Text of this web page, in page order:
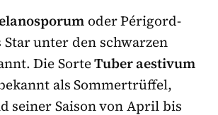
oder Périgord-
unter den schwarzen
Die SorteTuber aestivum
als Sommertrüffel,
seiner Saison von April bis